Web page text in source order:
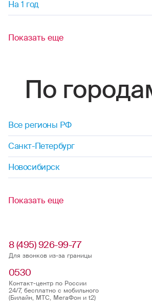
На 1 год
Показать еще
По
Все регионы РФ
Санкт-Петербург
Новосибирск
Показать еще
8 (495) 926-99-77
Для звонков из-за границы
0530
Контакт-центр по России
24/7, бесплатно с мобильного
(Билайн, МТС, МегаФон и t2)